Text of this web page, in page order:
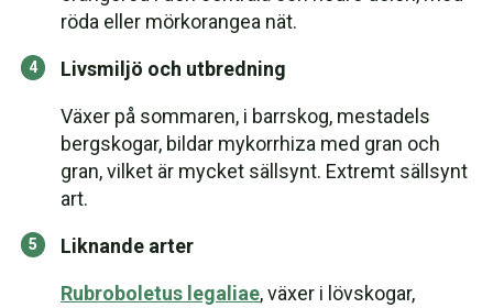
röda eller mörkorangea nät.
Livsmiljö och utbredning
Växer på sommaren, i barrskog, mestadels
bergskogar, bildar mykorrhiza med gran och
gran, vilket är mycket sällsynt. Extremt sällsynt
art.
Liknande arter
Rubroboletus legaliae, växer i lövskogar,